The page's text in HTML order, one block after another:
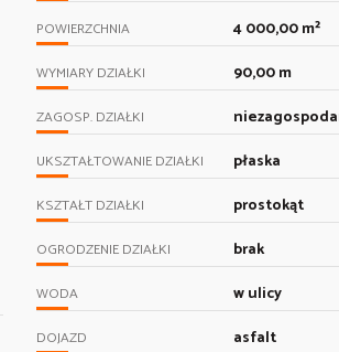
POWIERZCHNIA 4 000,00 m²
WYMIARY DZIAŁKI 90,00 m
ZAGOSP. DZIAŁKI
UKSZTAŁTOWANIE DZIAŁKI płaska
KSZTAŁT DZIAŁKI prostokąt
OGRODZENIE DZIAŁKI brak
WODA w ulicy
DOJAZD asfalt